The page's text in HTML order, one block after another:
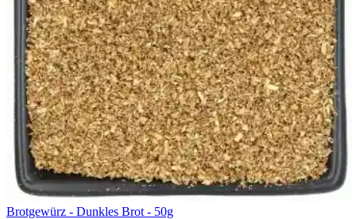
Brotgewürz - Dunkles Brot - 50g